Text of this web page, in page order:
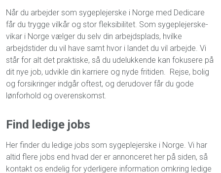
Når du arbejder som sygeplejerske i Norge med Dedicare
får du trygge vilkår og stor fleksibilitet. Som sygeplejerske-
vikar i Norge vælger du selv din arbejdsplads, hvilke
arbejdstider du vil have samt hvor i landet du vil arbejde. Vi
står for alt det praktiske, så du udelukkende kan fokusere på
dit nye job, udvikle din karriere og nyde fritiden. Rejse, bolig
og forsikringer indgår oftest, og derudover får du gode
lønforhold og overenskomst.
Find ledige jobs
Her finder du ledige jobs som sygeplejerske i Norge. Vi har
altid flere jobs end hvad der er annonceret her på siden, så
kontakt os endelig for yderligere information omkring ledige